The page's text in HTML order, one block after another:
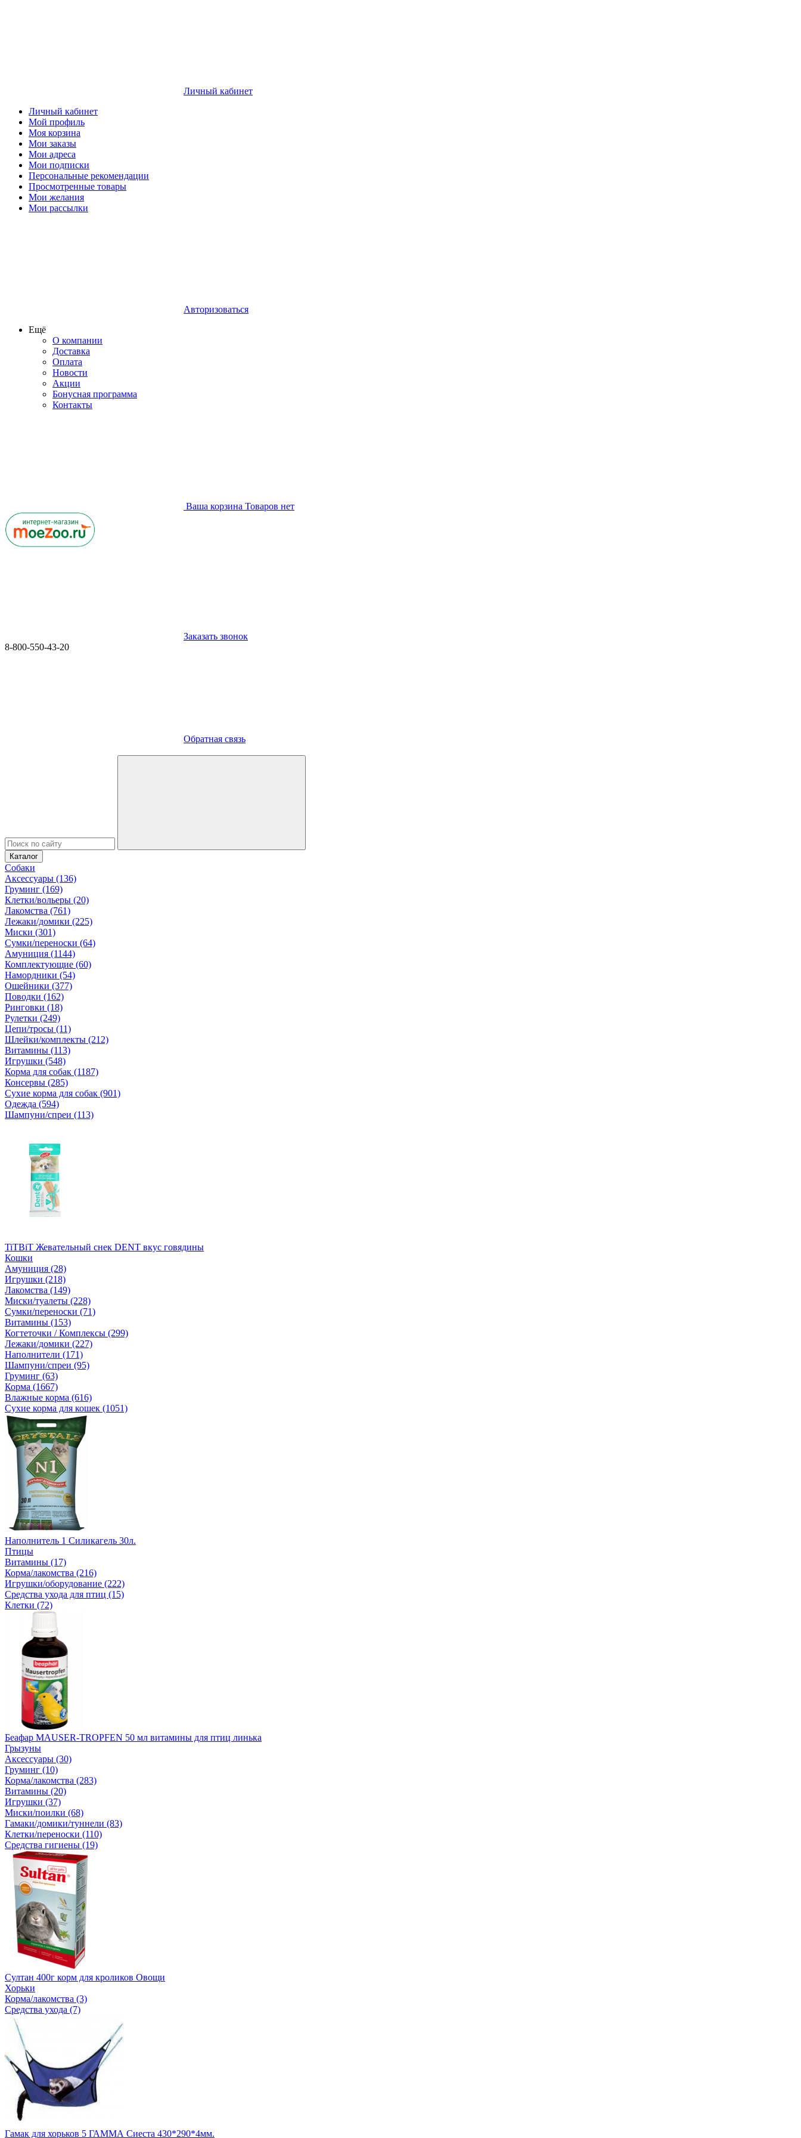
Личный кабинет
Личный кабинет
Мой профиль
Моя корзина
Мои заказы
Мои адреса
Мои подписки
Персональные рекомендации
Просмотренные товары
Мои желания
Мои рассылки
Авторизоваться
Ещё
О компании
Доставка
Оплата
Новости
Акции
Бонусная программа
Контакты
Ваша корзина Товаров нет
Заказать звонок
8-800-550-43-20
Обратная связь
Каталог
Собаки
Аксессуары (136)
Груминг (169)
Клетки/вольеры (20)
Лакомства (761)
Лежаки/домики (225)
Миски (301)
Сумки/переноски (64)
Амуниция (1144)
Комплектующие (60)
Намордники (54)
Ошейники (377)
Поводки (162)
Ринговки (18)
Рулетки (249)
Цепи/тросы (11)
Шлейки/комплекты (212)
Витамины (113)
Игрушки (548)
Корма для собак (1187)
Консервы (285)
Сухие корма для собак (901)
Одежда (594)
Шампуни/спреи (113)
TiTBiT Жевательный снек DENT вкус говядины
Кошки
Амуниция (28)
Игрушки (218)
Лакомства (149)
Миски/туалеты (228)
Сумки/переноски (71)
Витамины (153)
Когтеточки / Комплексы (299)
Лежаки/домики (227)
Наполнители (171)
Шампуни/спреи (95)
Груминг (63)
Корма (1667)
Влажные корма (616)
Сухие корма для кошек (1051)
Наполнитель 1 Силикагель 30л.
Птицы
Витамины (17)
Корма/лакомства (216)
Игрушки/оборудование (222)
Средства ухода для птиц (15)
Клетки (72)
Беафар MAUSER-TROPFEN 50 мл витамины для птиц линька
Грызуны
Аксессуары (30)
Груминг (10)
Корма/лакомства (283)
Витамины (20)
Игрушки (37)
Миски/поилки (68)
Гамаки/домики/туннели (83)
Клетки/переноски (110)
Средства гигиены (19)
Султан 400г корм для кроликов Овощи
Хорьки
Корма/лакомства (3)
Средства ухода (7)
Гамак для хорьков 5 ГАММА Сиеста 430*290*4мм.